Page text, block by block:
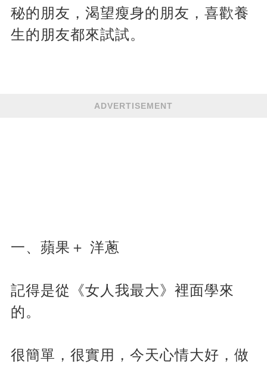
秘的朋友，渴望瘦身的朋友，喜歡養
生的朋友都來試試。
ADVERTISEMENT
一、蘋果＋ 洋蔥
記得是從《女人我最大》裡面學來
的。
很簡單，很實用，今天心情大好，做